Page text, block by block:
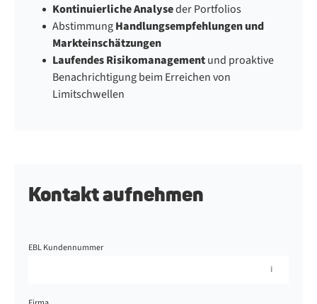
Kontinuierliche Analyseder Portfolios
AbstimmungHandlungsempfehlungen und
Markteinschätzungen
Laufendes Risikomanagementund proaktive
Benachrichtigung beim Erreichen von
Limitschwellen
Kontakt aufnehmen
EBL Kundennummer